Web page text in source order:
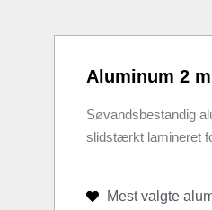
Aluminum 2
Søvandsbestandig
slidstærkt lamineret
Mest valgte